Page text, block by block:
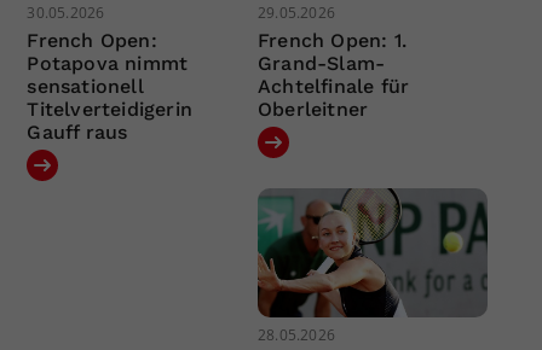
30.05.2026
French Open:
Potapova nimmt
sensationell
Titelverteidigerin
Gauff raus
29.05.2026
French Open: 1.
Grand-Slam-
Achtelfinale für
Oberleitner
28.05.2026